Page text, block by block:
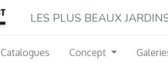
LES P​LUS BEAUX
Catalogues Concept